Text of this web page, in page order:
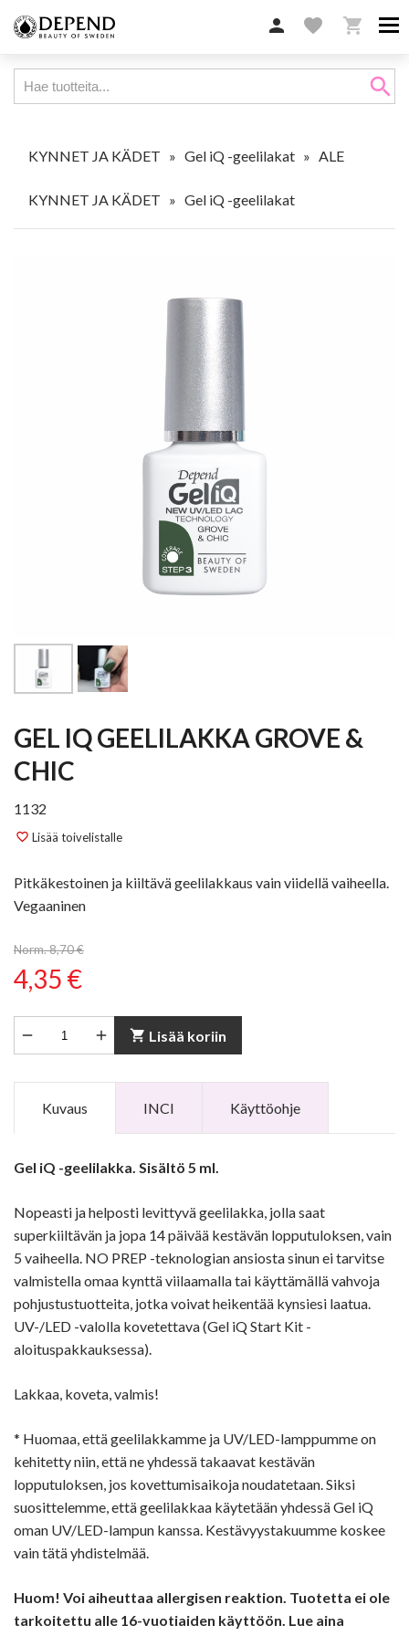
 favorite 
search
KYNNET JA KÄDET » Gel iQ -geelilakat » ALE
KYNNET JA KÄDET » Gel iQ -geelilakat
GEL IQ GEELILAKKA GROVE &
CHIC
1132
favorite_border Lisää toivelistalle
Pitkäkestoinen ja kiiltävä geelilakkaus vain viidellä vaiheella.
Vegaaninen
Norm. 8,70 €
4,35 €
  shopping_cart Lisää koriin
Kuvaus INCI Käyttöohje
Gel iQ -geelilakka. Sisältö 5 ml.
Nopeasti ja helposti levittyvä geelilakka, jolla saat
superkiiltävän ja jopa 14 päivää kestävän lopputuloksen, vain
5 vaiheella. NO PREP -teknologian ansiosta sinun ei tarvitse
valmistella omaa kynttä viilaamalla tai käyttämällä vahvoja
pohjustustuotteita, jotka voivat heikentää kynsiesi laatua.
UV-/LED -valolla kovetettava (Gel iQ Start Kit -
aloituspakkauksessa).
Lakkaa, koveta, valmis!
* Huomaa, että geelilakkamme ja UV/LED-lamppumme on
kehitetty niin, että ne yhdessä takaavat kestävän
lopputuloksen, jos kovettumisaikoja noudatetaan. Siksi
suosittelemme, että geelilakkaa käytetään yhdessä Gel iQ
oman UV/LED-lampun kanssa. Kestävyystakuumme koskee
vain tätä yhdistelmää.
Huom! Voi aiheuttaa allergisen reaktion. Tuotetta ei ole
tarkoitettu alle 16-vuotiaiden käyttöön. Lue aina